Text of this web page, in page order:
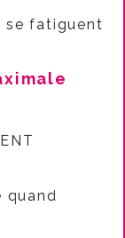
se fatiguent
quand